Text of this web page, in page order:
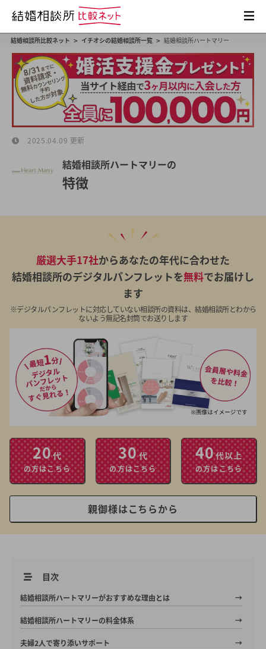
結婚相談所比較ネット > イチオシの結婚相談所一覧 > 結婚相談所ハートマリー
2025.04.09 更新
結婚相談所ハートマリーの
特徴
厳選大手17社からあなたの年代に合わせた
結婚相談所のデジタルパンフレットを無料でお届けし
ます
※デジタルパンフレットに対応していない相談所の資料は、結婚相談所とわから
ないよう無記名封筒でお送りします
20代
の方はこちら
30代
の方はこちら
40代以上
の方はこちら
親御様はこちらから
目次
結婚相談所ハートマリーがおすすめな理由とは
結婚相談所ハートマリーの料金体系
夫婦2人で寄り添いサポート